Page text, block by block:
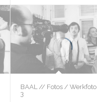
BAAL // Fotos / Werkfoto
3